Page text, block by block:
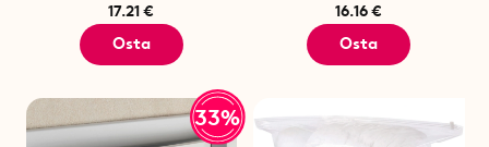
17.21 €
Osta
16.16 €
Osta
33%